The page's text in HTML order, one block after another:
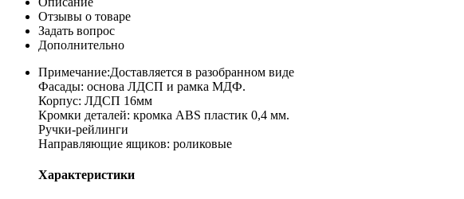
Отзывы о товаре
Задать вопрос
Дополнительно
Примечание:Доставляется в разобранном виде
Фасады: основа ЛДСП и рамка МДФ.
Корпус: ЛДСП 16мм
Кромки деталей: кромка ABS пластик 0,4 мм.
Ручки-рейлинги
Направляющие ящиков: роликовые
Характеристики